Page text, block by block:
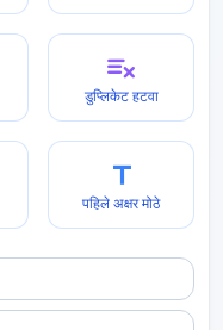
डुप्लिकेट हटवा
पहिले अक्षर मोठे